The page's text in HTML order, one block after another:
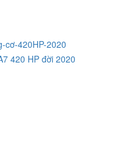
420 HP đời 2020